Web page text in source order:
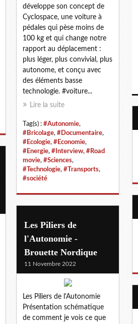
développe son concept de
Cyclospace, une voiture à
pédales qui pèse moins de
100 kg et qui change notre
rapport au déplacement :
plus léger, plus convivial, plus
autonome, et conçu avec
des éléments basse
technologie. #voiture...
Lire la suite
Tag(s) : #Autonomie,
#Bricolage, #Documentaire,
#Ecologie, #Economie,
#Energie, #Interview, #Road
movie, #Sciences,
#Technologie, #Transports,
#société
Les Piliers de
l'Autonomie -
Brouette Nordique
11 Novembre 2022
Les Piliers de l'Autonomie
Présentation schématique
de comment je vois ce que